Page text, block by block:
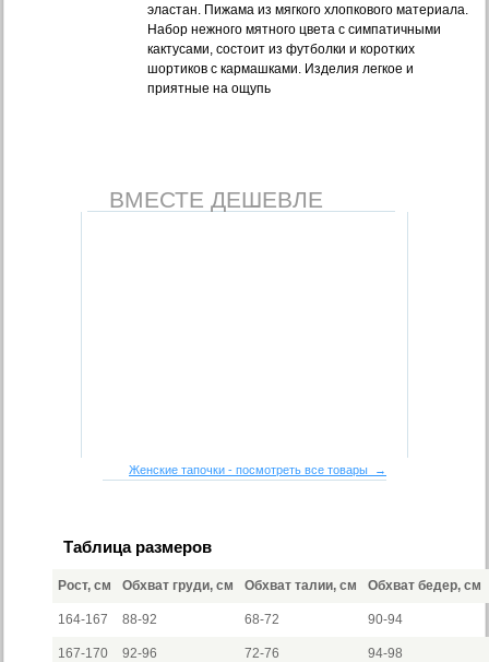
эластан. Пижама из мягкого хлопкового материала.
Набор нежного мятного цвета с симпатичными
кактусами, состоит из футболки и коротких
шортиков с кармашками. Изделия легкое и
приятные на ощупь
ВМЕСТЕ ДЕШЕВЛЕ
Женские тапочки - посмотреть все товары →
Таблица размеров
Рост, см Обхват груди, см Обхват талии, см Обхват бедер, см
164-167 88-92 68-72 90-94
167-170 92-96 72-76 94-98